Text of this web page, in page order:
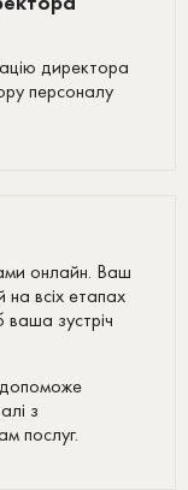
директора
персоналу
онлайн. Ваш
всіх етапах
зустріч
допоможе
з
послуг.